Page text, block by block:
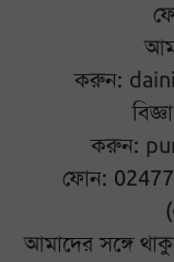
করুন:
করুন:
ফোন:
আমাদের সঙ্গে